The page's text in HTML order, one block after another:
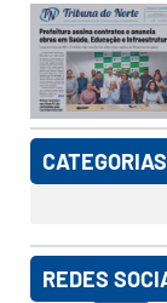
CATEGORIAS
REDES